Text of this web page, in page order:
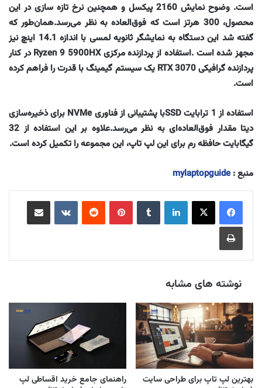
است. وضوح نمایش 2160 پیکسل و همچنین نرخ تازه سازی در این
محصول، 300 هرتز است که فوق‌العاده به نظر می‌رسد.همان‌طور که
گفته شد این دستگاه به نمایشگر ثانویه لمسی با اندازه 14.1 اینچ نیز
مجهز شده است .استفاده از پردازنده مرکزی Ryzen 9 5900HX در کنار
پردازنده گرافیکی RTX 3070 یک سیستم گیمینگ با قدرت را فراهم کرده
است.
استفاده از 1 ترابایت SSDبا پشتیبانی از فناوری NVMe برای ذخیره‌سازی
دیتا مقدار فوق‌العاده‌ای به نظر می‌رسد.علاوه بر این استفاده از 32
گیگابایت حافظه رم برای این لپ تاپ، این مجموعه را تکمیل کرده است.
منبع :mylaptopguide
لینکدین ‫پین‌ترست ‫رددیت
چاپ
نوشته های مشابه
بهترین لپ تاپ برای طراحی سایت
راهنمای جامع خرید اقساطی لپ